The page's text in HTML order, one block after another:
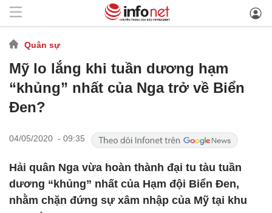
Quân sự
Mỹ lo lắng khi tuần dương hạm
“khủng” nhất của Nga trở về Biển
Đen?
04/05/2020 - 09:35
Hải quân Nga vừa hoàn thành đại tu tàu tuần
dương “khủng” nhất của Hạm đội Biển Đen,
nhằm chặn đứng sự xâm nhập của Mỹ tại khu